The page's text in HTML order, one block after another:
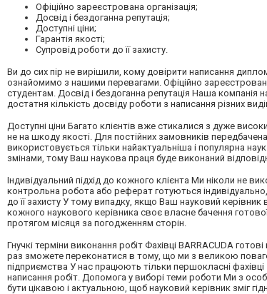
Офіційно зареєстрована організація;
Досвід і бездоганна репутація;
Доступні ціни;
Гарантія якості;
Супровід роботи до її захисту.
Ви до сих пір не вирішили, кому довірити написання
ознайомимо з нашими перевагами. Офіційно
студентам. Досвід і бездоганна репутація Наша компанія
достатня кількість досвіду роботи з написання різних
Доступні ціни Багато клієнтів вже стикалися з дуже
не на шкоду якості. Для постійних замовників
використовується тільки найактуальніша і популярна
змінами, тому Ваш наукова праця буде виконаний
Індивідуальний підхід до кожного клієнта Ми ніколи не
контрольна робота або реферат готуються
до її захисту У тому випадку, якщо Ваш науковий
кожного наукового керівника своє власне бачення
протягом місяця за погодженням сторін.
Гнучкі терміни виконання робіт Фахівці BARRACUDA
раз зможете переконатися в тому, що ми з великою
підприємства У нас працюють тільки першокласні
написання робіт. Допомога у виборі теми роботи Ми з
бути цікавою і актуальною, щоб науковий керівник зміг